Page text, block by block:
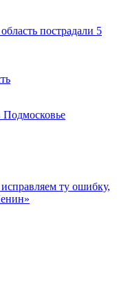
пострадали 5
ту ошибку,